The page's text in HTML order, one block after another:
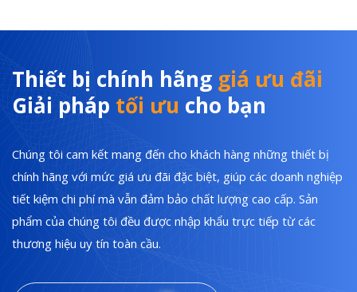
Thiết bị chính hãng giá ưu đãi
Giải pháp tối ưu cho bạn
Chúng tôi cam kết mang đến cho khách hàng những thiết bị
chính hãng với mức giá ưu đãi đặc biệt, giúp các doanh nghiệp
tiết kiệm chi phí mà vẫn đảm bảo chất lượng cao cấp. Sản
phẩm của chúng tôi đều được nhập khẩu trực tiếp từ các
thương hiệu uy tín toàn cầu.